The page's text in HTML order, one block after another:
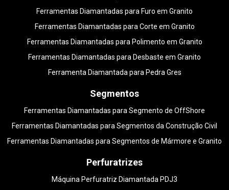
Ferramentas Diamantadas para Furo em Granito
Ferramentas Diamantadas para Corte em Granito
Ferramentas Diamantadas para Polimento em Granito
Ferramentas Diamantadas para Desbaste em Granito
Ferramenta Diamantada para Pedra Gres
Segmentos
Ferramentas Diamantadas para Segmento de OffShore
Ferramentas Diamantadas para Segmentos da Construção Civil
Ferramentas Diamantadas para Segmentos de Mármore e Granito
Perfuratrizes
Máquina Perfuratriz Diamantada PDJ3